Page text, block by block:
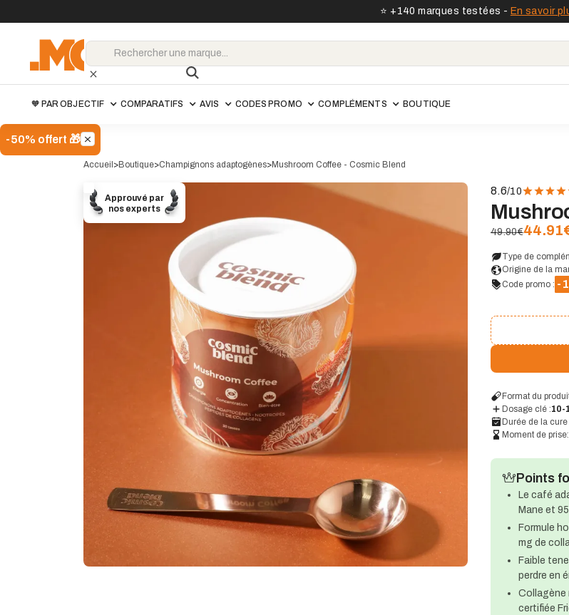
⭐️ +140 marques testées - En savoir
🧡 PAR OBJECTIF COMPARATIFS AVIS CODES PROMO COMPLÉMENTS BOUTIQUE
Cosmic Blend
49.90€ 44.91€
Code promo Voir le site
-50% offert 🎁
Accueil>Boutique>Champignons adaptogènes>Mushroom Coffee - Cosmic Blend
Approuvé par
nos experts
8.6/10
49.90€44.91
Type de
Origine de la
Code promo : -
Format du
Dosage clé :10-
Durée de la cure
Moment de prise:
Points
Le café
Mane et
Formule
mg de
Faible
perdre en
Collagène
certifiée